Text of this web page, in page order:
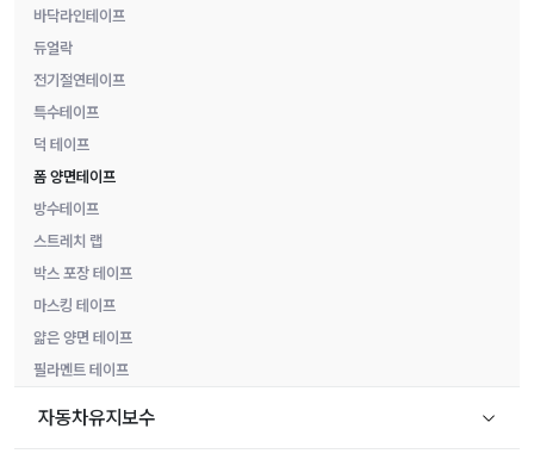
바닥라인테이프
듀얼락
전기절연테이프
특수테이프
덕 테이프
폼 양면테이프
방수테이프
스트레치 랩
박스 포장 테이프
마스킹 테이프
얇은 양면 테이프
필라멘트 테이프
자동차유지보수